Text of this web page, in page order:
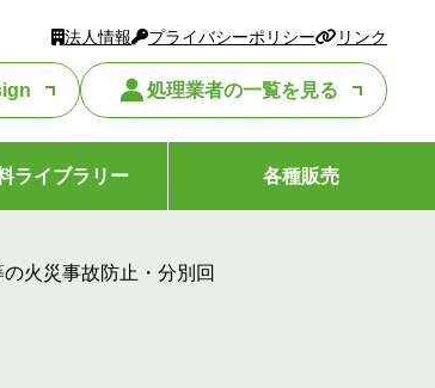
法人情報 プライバシーポリシー リンク
処理業者の一覧を見る
ライブラリー 各種販売
火災事故防止・分別回